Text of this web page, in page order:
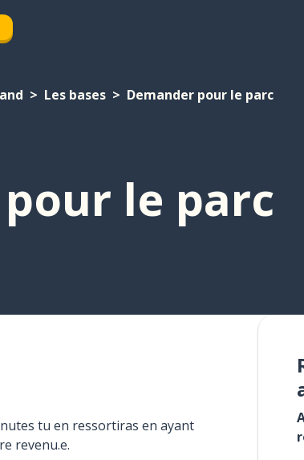
Les bases Demander pour le parc
le parc
tu en ressortiras en ayant
revenu.e.